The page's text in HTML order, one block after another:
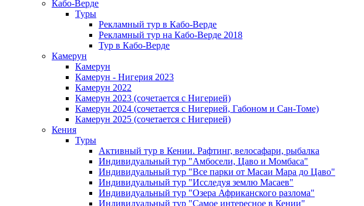
Кабо-Верде
Туры
Рекламный тур в Кабо-Верде
Рекламный тур на Кабо-Верде 2018
Тур в Кабо-Верде
Камерун
Камерун
Камерун - Нигерия 2023
Камерун 2022
Камерун 2023 (сочетается с Нигерией)
Камерун 2024 (сочетается с Нигерией, Габоном и Сан-Томе)
Камерун 2025 (сочетается с Нигерией)
Кения
Туры
Активный тур в Кении. Рафтинг, велосафари, рыбалка
Индивидуальный тур "Амбосели, Цаво и Момбаса"
Индивидуальный тур "Все парки от Масаи Мара до Цаво"
Индивидуальный тур "Исследуя землю Масаев"
Индивидуальный тур "Озера Африканского разлома"
Индивидуальный тур "Самое интересное в Кении"